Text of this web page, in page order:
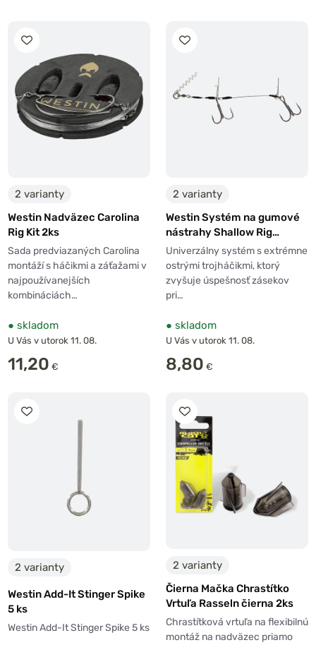
2 varianty
Westin Nadväzec Carolina
Rig Kit 2ks
Sada predviazaných Carolina
montáží s háčikmi a záťažami v
najpoužívanejších
kombináciách…
● skladom
U Vás v utorok 11. 08.
11,20 €
2 varianty
Westin Systém na gumové
nástrahy Shallow Rig
Double 2ks
Univerzálny systém s extrémne
ostrými trojháčikmi, ktorý
zvyšuje úspešnosť zásekov
pri…
● skladom
U Vás v utorok 11. 08.
8,80 €
2 varianty
Westin Add-It Stinger Spike
5 ks
Westin Add-It Stinger Spike 5 ks
2 varianty
Čierna Mačka Chrastítko
Vrtuľa Rasseln čierna 2ks
Chrastítková vrtuľa na flexibilnú
montáž na nadväzec priamo